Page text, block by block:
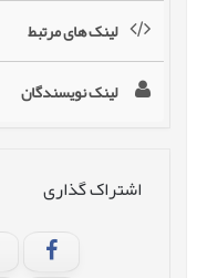
لینک های مرتبط
لینک نویسندگان
اشتراک گذاری